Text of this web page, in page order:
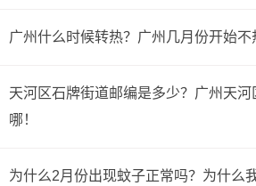
乘坐长途汽车到广州-广州天河客运
2022-01-08 15:44:19
广州什么时候转热？广州几月份开始不
天河区石牌街道邮编是多少？广州天
哪！
为什么2月份出现蚊子正常吗？为什么